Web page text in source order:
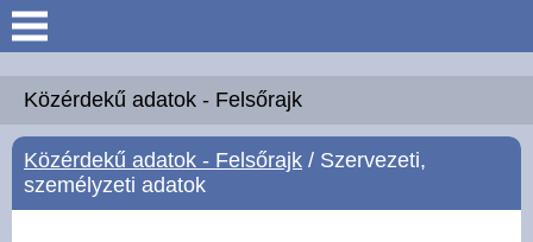
Keresés
Köszöntő
Hírek
Közérdekű adatok - Felsőrajk
Közérdekű adatok - Felsőrajk / Szervezeti,
személyzeti adatok